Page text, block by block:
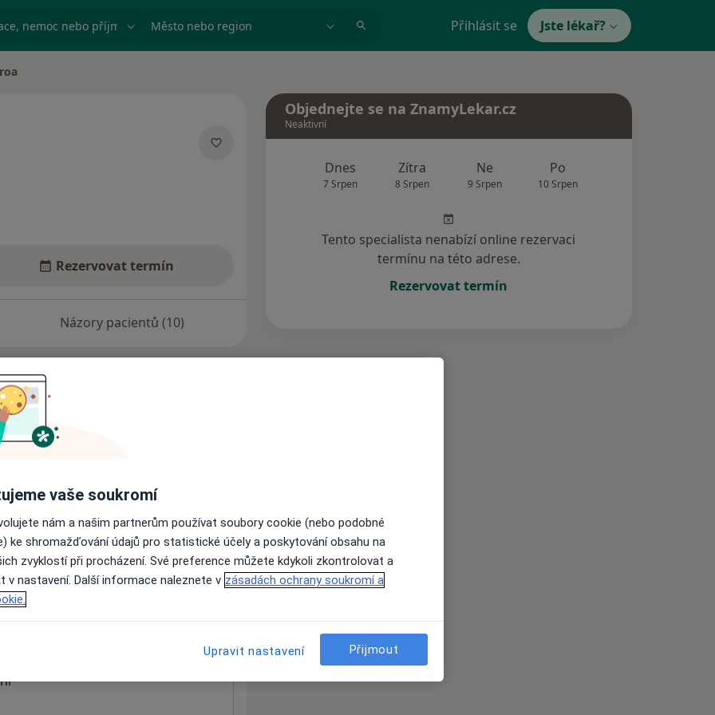
nemoc nebo příjmení Město nebo region Přihlásit se Jste lékař?
Rezervovat termín
Názory pacientů (10)
nejsou k dispozici
informace o svých službách.
Objednejte se na ZnamyLekar.cz
Neaktivní
Dnes
7 Srpen
Zítra
8 Srpen
Ne
9 Srpen
Po
10 Srpen
Tento specialista nenabízí online rezervaci
termínu na této adrese.
Rezervovat termín
vaše soukromí
nám a našim partnerům používat soubory cookie (nebo podobné
ke shromažďování údajů pro statistické účely a poskytování obsahu na
zvyklostí při procházení. Své preference můžete kdykoli zkontrolovat a
v nastavení. Další informace naleznete v zásadách ochrany soukromí a
Upravit nastavení Přijmout